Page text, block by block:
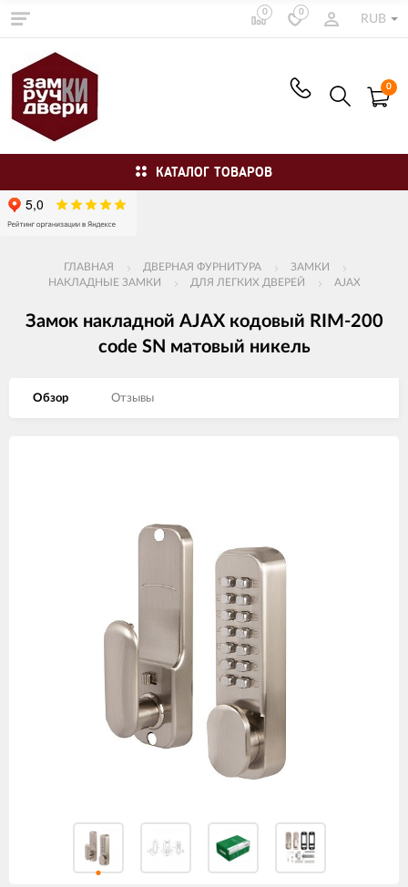
0 0
RUB
0
КАТАЛОГ ТОВАРОВ
ГЛАВНАЯ ДВЕРНАЯ ФУРНИТУРА
ЗАМКИ
НАКЛАДНЫЕ ЗАМКИ
ДЛЯ ЛЕГКИХ ДВЕРЕЙ AJAX
Замок накладной AJAX кодовый RIM-200
code SN матовый никель
Обзор Отзывы